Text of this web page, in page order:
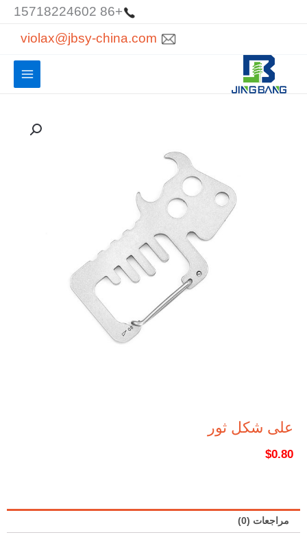
+86 15718224602
violax@jbsy-china.com
على شكل ثور
$0.80
مراجعات (0)